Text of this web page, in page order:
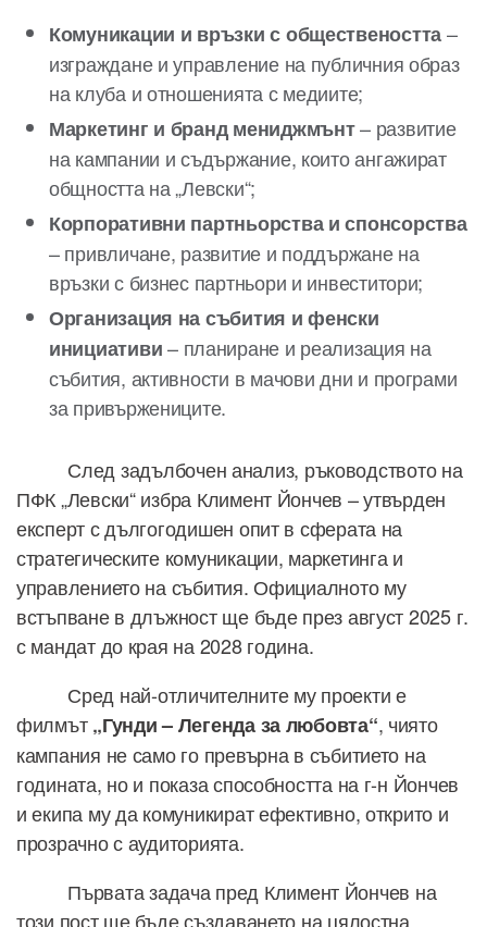
Комуникации и връзки с обществеността–
изграждане и управление на публичния образ
на клуба и отношенията с медиите;
Маркетинг и бранд мениджмънт– развитие
на кампании и съдържание, които ангажират
общността на „Левски“;
Корпоративни партньорства и спонсорства
– привличане, развитие и поддържане на
връзки с бизнес партньори и инвеститори;
Организация на събития и фенски
инициативи– планиране и реализация на
събития, активности в мачови дни и програми
за привържениците.
След задълбочен анализ, ръководството на
ПФК „Левски“ избра Климент Йончев – утвърден
експерт с дългогодишен опит в сферата на
стратегическите комуникации, маркетинга и
управлението на събития. Официалното му
встъпване в длъжност ще бъде през август 2025 г.
с мандат до края на 2028 година.
Сред най-отличителните му проекти е
филмът„Гунди – Легенда за любовта“, чиято
кампания не само го превърна в събитието на
годината, но и показа способността на г-н Йончев
и екипа му да комуникират ефективно, открито и
прозрачно с аудиторията.
Първата задача пред Климент Йончев на
този пост ще бъде създаването на цялостна